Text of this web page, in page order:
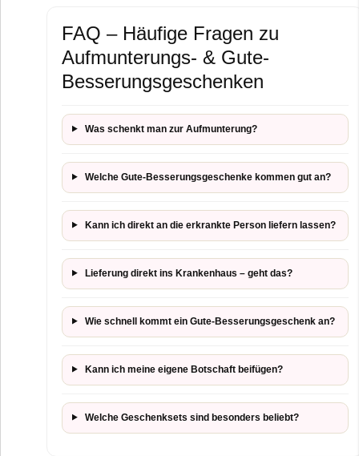
FAQ – Häufige Fragen zu
Aufmunterungs- & Gute-
Besserungsgeschenken
Was schenkt man zur Aufmunterung?
Welche Gute-Besserungsgeschenke kommen gut an?
Kann ich direkt an die erkrankte Person liefern lassen?
Lieferung direkt ins Krankenhaus – geht das?
Wie schnell kommt ein Gute-Besserungsgeschenk an?
Kann ich meine eigene Botschaft beifügen?
Welche Geschenksets sind besonders beliebt?